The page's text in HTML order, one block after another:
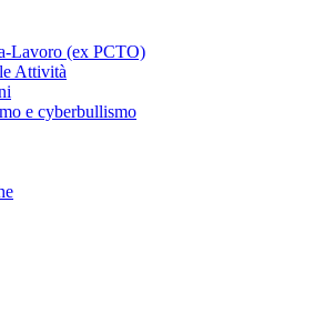
Lavoro (ex PCTO)
Attività
e cyberbullismo